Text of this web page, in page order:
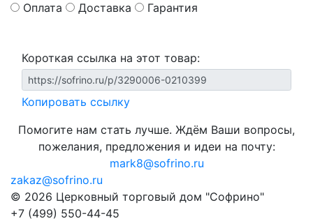
Оплата Доставка Гарантия
Короткая ссылка на этот товар:
Копировать ссылку
Помогите нам стать лучше. Ждём Ваши вопросы,
пожелания, предложения и идеи на почту:
mark8@sofrino.ru
zakaz@sofrino.ru
© 2026 Церковный торговый дом "Софрино"
+7 (499) 550-44-45